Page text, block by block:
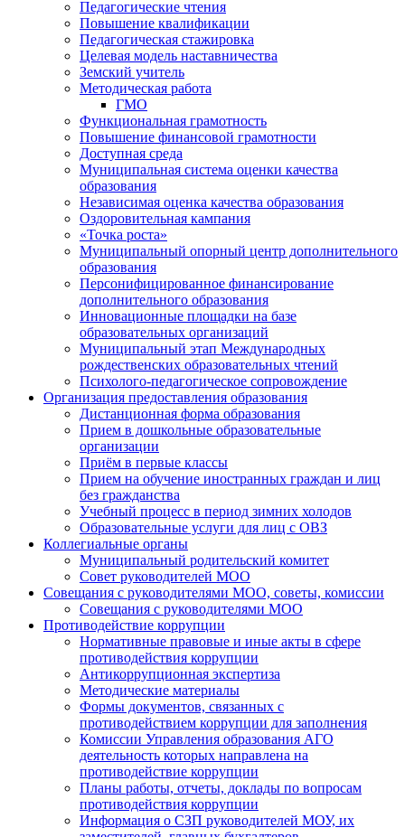
Педагогические чтения
Повышение квалификации
Педагогическая стажировка
Целевая модель наставничества
Земский учитель
Методическая работа
ГМО
Функциональная грамотность
Повышение финансовой грамотности
Доступная среда
Муниципальная система оценки качества
образования
Независимая оценка качества образования
Оздоровительная кампания
«Точка роста»
Муниципальный опорный центр дополнительного
образования
Персонифицированное финансирование
дополнительного образования
Инновационные площадки на базе
образовательных организаций
Муниципальный этап Международных
рождественских образовательных чтений
Психолого-педагогическое сопровождение
Организация предоставления образования
Дистанционная форма образования
Прием в дошкольные образовательные
организации
Приём в первые классы
Прием на обучение иностранных граждан и лиц
без гражданства
Учебный процесс в период зимних холодов
Образовательные услуги для лиц с ОВЗ
Коллегиальные органы
Муниципальный родительский комитет
Совет руководителей МОО
Совещания с руководителями МОО, советы, комиссии
Совещания с руководителями МОО
Противодействие коррупции
Нормативные правовые и иные акты в сфере
противодействия коррупции
Антикоррупционная экспертиза
Методические материалы
Формы документов, связанных с
противодействием коррупции для заполнения
Комиссии Управления образования АГО
деятельность которых направлена на
противодействие коррупции
Планы работы, отчеты, доклады по вопросам
противодействия коррупции
Информация о СЗП руководителей МОУ, их